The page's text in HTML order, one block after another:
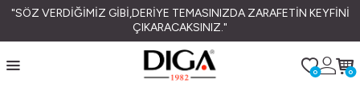
"SÖZ VERDİĞİMİZ GİBİ,DERİYE TEMASINIZDA ZARAFETİN KEYFİNİ
ÇIKARACAKSINIZ."
0 0